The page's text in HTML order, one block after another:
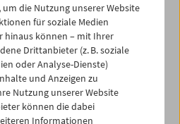
die Nutzung unserer Website
für soziale Medien
hinaus können – mit Ihrer
Drittanbieter (z. B. soziale
oder Analyse-Dienste)
und Anzeigen zu
Nutzung unserer Website
können die dabei
Informationen